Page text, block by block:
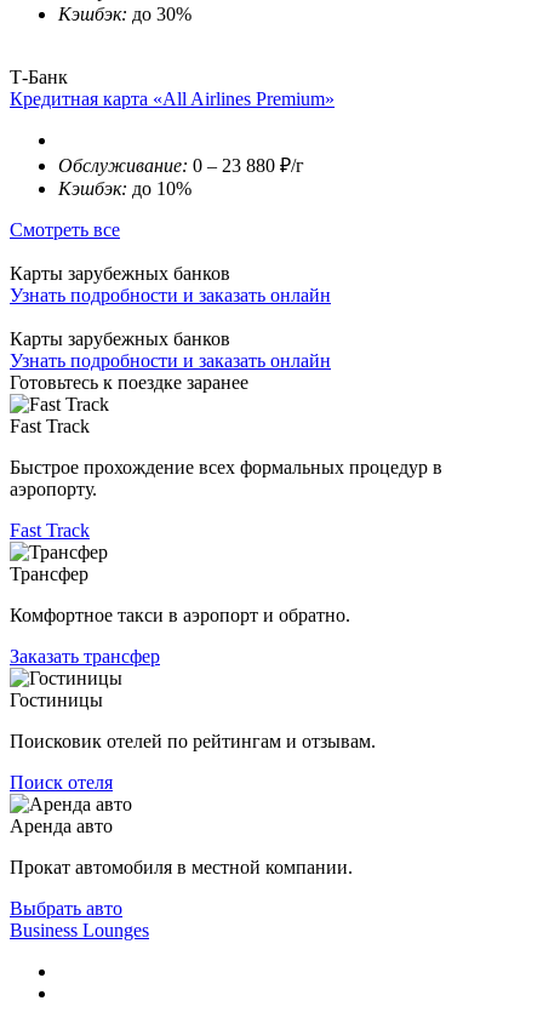
Кэшбэк: до 30%
Т-Банк
Кредитная карта «All Airlines Premium»
Обслуживание: 0 – 23 880 ₽/г
Кэшбэк: до 10%
Смотреть все
Карты зарубежных банков
Узнать подробности и заказать онлайн
Карты зарубежных банков
Узнать подробности и заказать онлайн
Готовьтесь к поездке заранее
Fast Track
Быстрое прохождение всех формальных процедур в
аэропорту.
Fast Track
Трансфер
Комфортное такси в аэропорт и обратно.
Заказать трансфер
Гостиницы
Поисковик отелей по рейтингам и отзывам.
Поиск отеля
Аренда авто
Прокат автомобиля в местной компании.
Выбрать авто
Business Lounges